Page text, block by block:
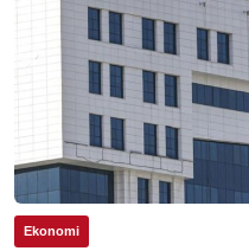
Ekonomi